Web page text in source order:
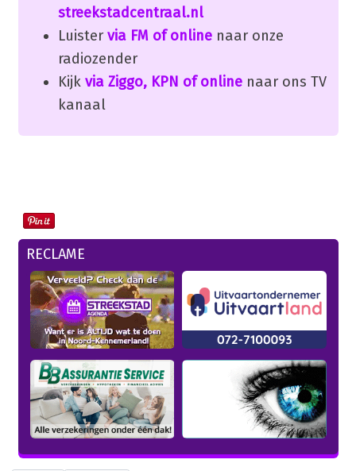
streekstadcentraal.nl
Luister via FM of onlinenaar onze
radiozender
Kijk via Ziggo, KPN of onlinenaar ons TV
kanaal
RECLAME